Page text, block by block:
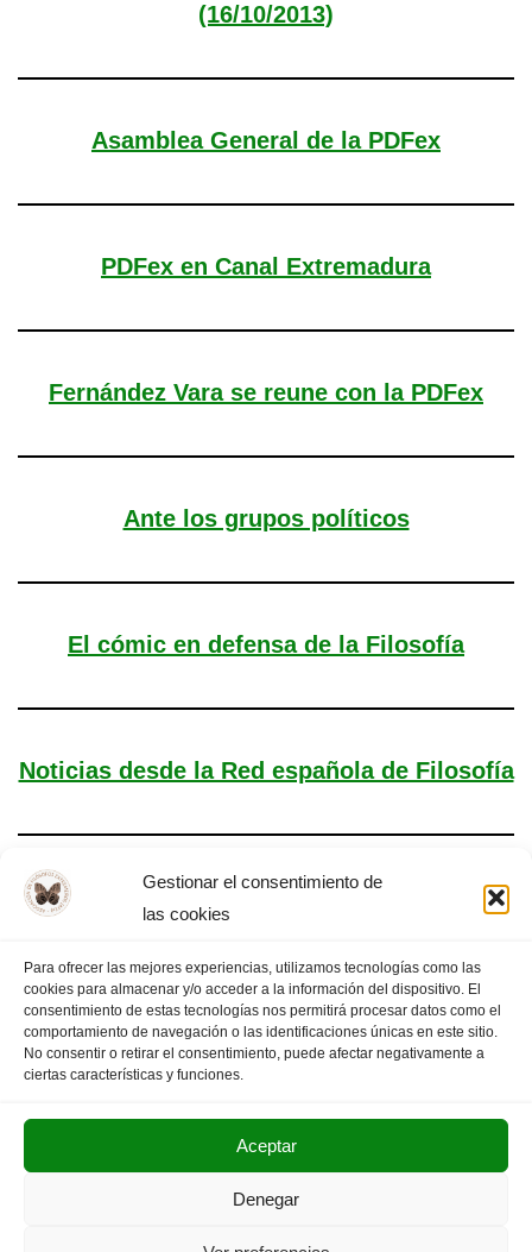
Gestionar el consentimiento de
las cookies
Para ofrecer las mejores experiencias, utilizamos tecnologías como las
cookies para almacenar y/o acceder a la información del dispositivo. El
consentimiento de estas tecnologías nos permitirá procesar datos como el
comportamiento de navegación o las identificaciones únicas en este sitio.
No consentir o retirar el consentimiento, puede afectar negativamente a
ciertas características y funciones.
Aceptar
Denegar
(16/10/2013)
Asamblea General de la PDFex
PDFex en Canal Extremadura
Fernández Vara se reune con la PDFex
Ante los grupos políticos
El cómic en defensa de la Filosofía
Noticias desde la Red española de Filosofía
IU se compromete a defender la Filosofía
« PÁGINA ANTERIOR 1 … 3
POLITICA DE PRIVACIDAD
AVISO LEGAL